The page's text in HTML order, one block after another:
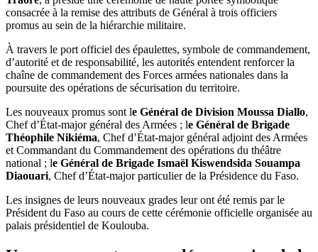
consacrée à la remise des attributs de Général à trois officiers
promus au sein de la hiérarchie militaire.
À travers le port officiel des épaulettes, symbole de commandement,
d’autorité et de responsabilité, les autorités entendent renforcer la
chaîne de commandement des Forces armées nationales dans la
poursuite des opérations de sécurisation du territoire.
Les nouveaux promus sont le Général de Division Moussa Diallo,
Chef d’État-major général des Armées ; le Général de Brigade
Théophile Nikiéma, Chef d’État-major général adjoint des Armées
et Commandant du Commandement des opérations du théâtre
national ; le Général de Brigade Ismaël Kiswendsida Souampa
Diaouari, Chef d’État-major particulier de la Présidence du Faso.
Les insignes de leurs nouveaux grades leur ont été remis par le
Président du Faso au cours de cette cérémonie officielle organisée au
palais présidentiel de Koulouba.